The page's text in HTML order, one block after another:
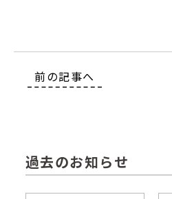
前の記事へ
過去のお知らせ